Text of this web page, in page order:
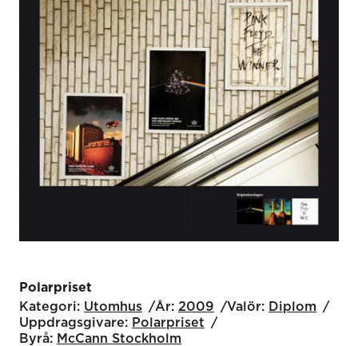
Polarpriset
Kategori: Utomhus År: 2009 Valör: Diplom
Uppdragsgivare: Polarpriset
Byrå: McCann Stockholm